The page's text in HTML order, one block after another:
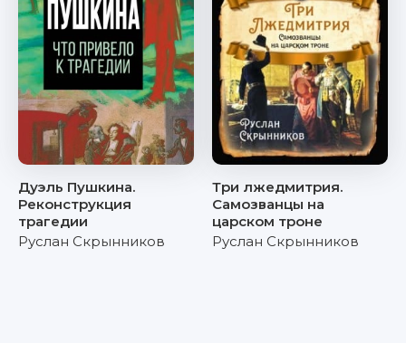
Дуэль Пушкина.
Реконструкция
трагедии
Руслан Скрынников
Три лжедмитрия.
Самозванцы на
царском троне
Руслан Скрынников